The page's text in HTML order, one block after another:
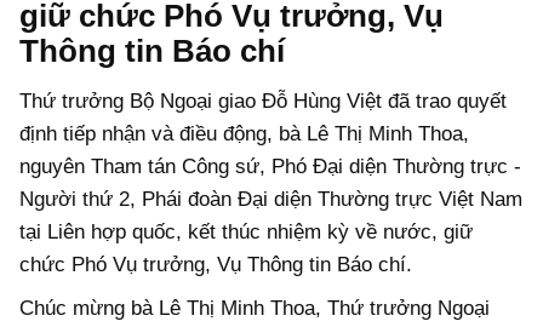
giữ chức Phó Vụ trưởng, Vụ
Thông tin Báo chí
Thứ trưởng Bộ Ngoại giao Đỗ Hùng Việt đã trao quyết
định tiếp nhận và điều động, bà Lê Thị Minh Thoa,
nguyên Tham tán Công sứ, Phó Đại diện Thường trực -
Người thứ 2, Phái đoàn Đại diện Thường trực Việt Nam
tại Liên hợp quốc, kết thúc nhiệm kỳ về nước, giữ
chức Phó Vụ trưởng, Vụ Thông tin Báo chí.
Chúc mừng bà Lê Thị Minh Thoa, Thứ trưởng Ngoại